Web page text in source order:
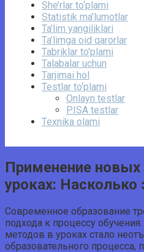
She’rlar to‘plami
Statistik ma’lumotlar
Ta’lim yangiliklari
Ta’limga oid qarorlar
Tabriklar to'plami
Talabalar uchun
Tarjimai hol
Testlar to‘plami
Onlayn testlar
PISA testlar
Texnika olami
Применение
уроках: Насколько
Современное образование
подхода к процессу
методов в уроках стало
образовательного процесса,